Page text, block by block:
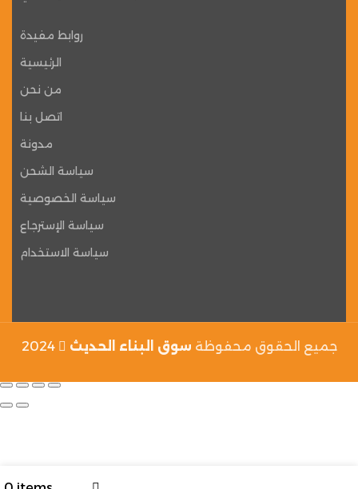
روابط مفيدة
الرئيسية
من نحن
اتصل بنا
مدونة
سياسة الشحن
سياسة الخصوصية
سياسة الإسترجاع
سياسة الاستخدام
جميع الحقوق محفوظة سوق البناء الحديث 2024